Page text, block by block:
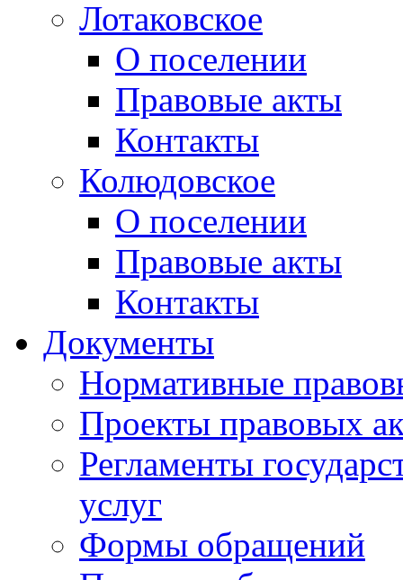
Лотаковское
О поселении
Правовые акты
Контакты
Колюдовское
О поселении
Правовые акты
Контакты
Документы
Нормативные
Проекты правовых
Регламенты
услуг
Формы обращений